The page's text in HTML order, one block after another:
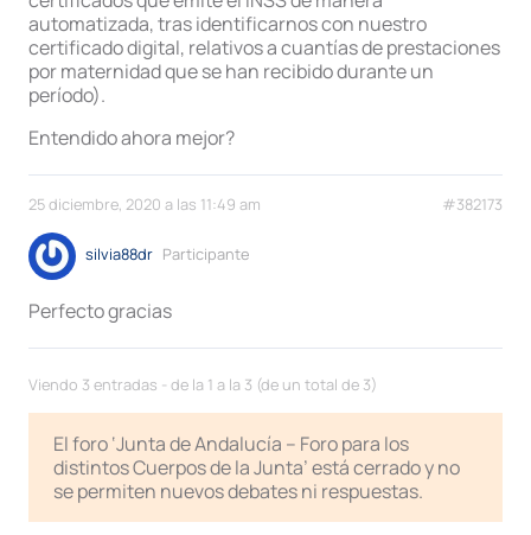
automatizada, tras identificarnos con nuestro
certificado digital, relativos a cuantías de prestaciones
por maternidad que se han recibido durante un
período).
Entendido ahora mejor?
25 diciembre, 2020 a las 11:49 am #382173
silvia88dr Participante
Perfecto gracias
Viendo 3 entradas - de la 1 a la 3 (de un total de 3)
El foro ‘Junta de Andalucía – Foro para los
distintos Cuerpos de la Junta’ está cerrado y no
se permiten nuevos debates ni respuestas.